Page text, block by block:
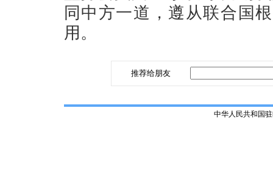
同中方一道，遵从联合国
用。
推荐给朋友
中华人民共和国